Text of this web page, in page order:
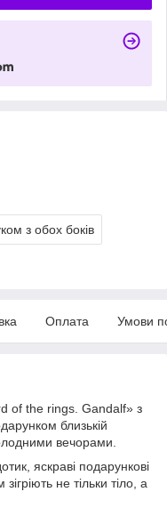
з обох боків
Оплата Умови
of the rings. Gandalf» з
близькій
вечорами.
яскраві подарункові
не тільки тіло, а